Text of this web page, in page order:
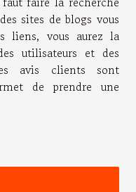
sites de blogs vous
liens, vous aurez la
utilisateurs et des
avis clients sont
de prendre une